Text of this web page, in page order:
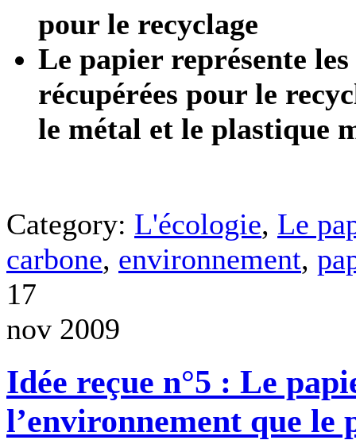
pour le recyclage
Le papier représente
récupérées pour le
le métal et le plastique
Category: L'écologie, Le
carbone, environnement,
17
nov 2009
Idée reçue n°5 : Le
l’environnement que le